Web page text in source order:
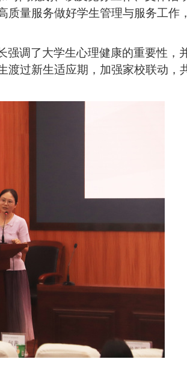
质量服务做好学生管理与服务工作
调了大学生心理健康的重要性，
过新生适应期，加强家校联动，